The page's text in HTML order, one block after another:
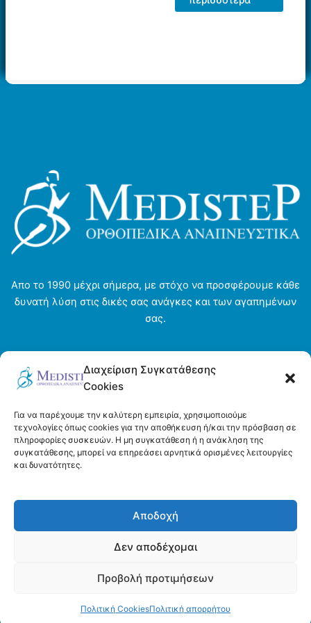
Διαχείριση Συγκατάθεσης
Cookies
Για να παρέχουμε την καλύτερη εμπειρία, χρησιμοποιούμε
τεχνολογίες όπως cookies για την αποθήκευση ή/και την πρόσβαση σε
πληροφορίες συσκευών. Η μη συγκατάθεση ή η ανάκληση της
συγκατάθεσης, μπορεί να επηρεάσει αρνητικά ορισμένες λειτουργίες
και δυνατότητες.
Αποδοχή
Δεν αποδέχομαι
Προβολή προτιμήσεων
Πολιτική CookiesΠολιτική απορρήτου
του
προϊόντος
Απο το 1990 μέχρι σήμερα, με στόχο να προσφέρουμε κάθε
δυνατή λύση στις δικές σας ανάγκες και των αγαπημένων
σας.
Ενοικιάσεις
Τρόποι πληρωμής και αποστολής
Όροι και προϋποθέσεις
Πολιτική απορρήτου
Πολιτική Cookies (ΕΕ)